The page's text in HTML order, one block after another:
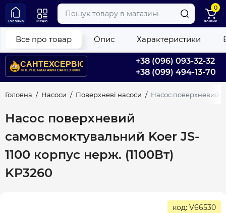
+38 (096) 093-32-32
+38 (099) 494-13-70
Головна Меню
0
Кошик
Головна Насоси Поверхневі насоси Насос поверхневий
Насос поверхневий
самовсмоктувальний Koer JS-
1100 корпус нерж. (1100Вт)
KP3260
Все про товар Опис Характеристики
код: V66530